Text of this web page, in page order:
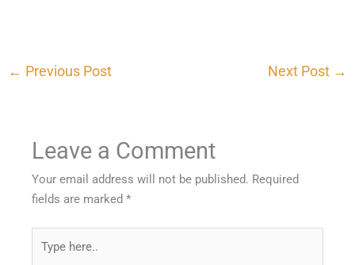
← Previous Post Next Post →
Leave a Comment
Your email address will not be published. Required
fields are marked*
here..